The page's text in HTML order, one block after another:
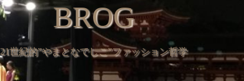
BROG
21世紀的”やまとなでしこ”ファッション哲学